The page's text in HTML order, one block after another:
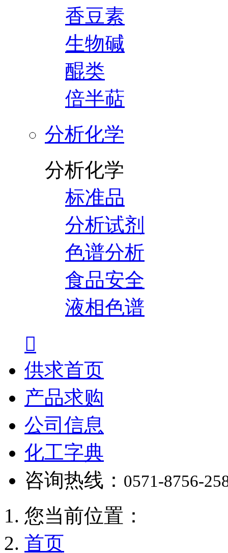
香豆素
生物碱
醌类
倍半萜
分析化学
分析化学
标准品
分析试剂
色谱分析
食品安全
液相色谱

供求首页
产品求购
公司信息
化工字典
咨询热线： 0571-8756-
您当前位置：
首页